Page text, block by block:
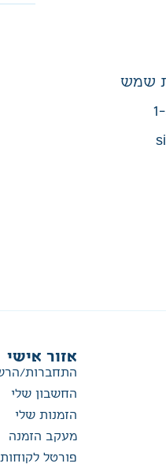
אזור אישי
התחברות/
החשבון שלי
הזמנות שלי
מעקב הזמנה
פורטל